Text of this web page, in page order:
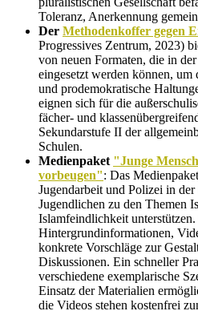
Toleranz, Anerkennung
Der Methodenkoffer gegen
Progressives Zentrum, 2023)
von neuen Formaten, die in
eingesetzt werden können,
und prodemokratische
eignen sich für die
fächer- und
Sekundarstufe II der
Schulen.
Medienpaket "Junge
vorbeugen": Das
Jugendarbeit und Polizei in
Jugendlichen zu den Themen
Islamfeindlichkeit unterstützen.
Hintergrundinformationen,
konkrete Vorschläge zur
Diskussionen. Ein schneller
verschiedene exemplarische
Einsatz der Materialien
die Videos stehen kostenfrei